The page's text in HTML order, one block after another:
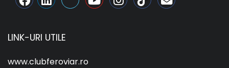
LINK-URI UTILE
www.clubferoviar.ro